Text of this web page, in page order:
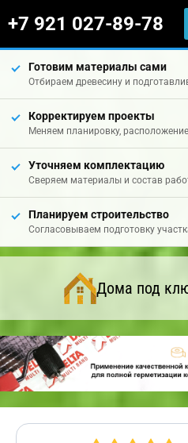
+7 921 027-89-78
Готовим материалы сами
Отбираем древесину и
Корректируем проекты
Меняем планировку,
Уточняем комплектацию
Сверяем материалы и состав
Планируем строительство
Согласовываем подготовку
Дома под